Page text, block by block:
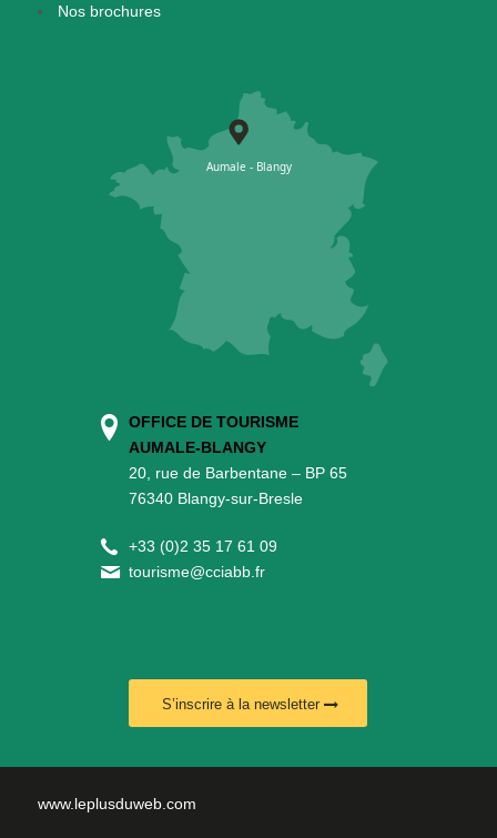
Nos brochures
OFFICE DE TOURISME
AUMALE-BLANGY
20, rue de Barbentane – BP 65
76340 Blangy-sur-Bresle
+33 (0)2 35 17 61 09
tourisme@cciabb.fr
S’inscrire à la newsletter
www.leplusduweb.com